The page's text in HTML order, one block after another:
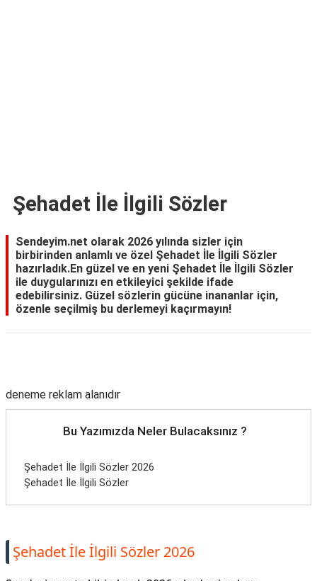
Şehadet İle İlgili Sözler
Sendeyim.net olarak 2026 yılında sizler için
birbirinden anlamlı ve özel Şehadet İle İlgili Sözler
hazırladık.En güzel ve en yeni Şehadet İle İlgili Sözler
ile duygularınızı en etkileyici şekilde ifade
edebilirsiniz. Güzel sözlerin gücüne inananlar için,
özenle seçilmiş bu derlemeyi kaçırmayın!
deneme reklam alanıdır
Bu Yazımızda Neler Bulacaksınız ?
Şehadet İle İlgili Sözler 2026
Şehadet İle İlgili Sözler
Şehadet İle İlgili Sözler 2026